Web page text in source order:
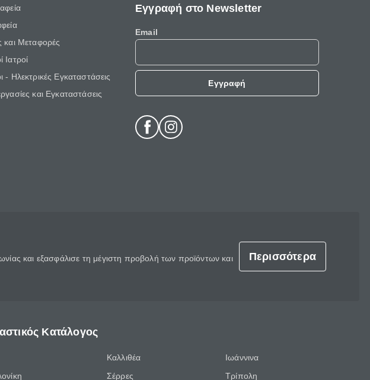
και Μεταφορές
Ιατροί
- Ηλεκτρικές Εγκαταστάσεις
και Εγκαταστάσεις
Εγγραφή στο Newsletter
Email
Εγγραφή
και εξασφάλισε τη μέγιστη προβολή των προϊόντων και
Περισσότερα
Κατάλογος
Καλλιθέα
Σέρρες
Ιωάννινα
Τρίπολη